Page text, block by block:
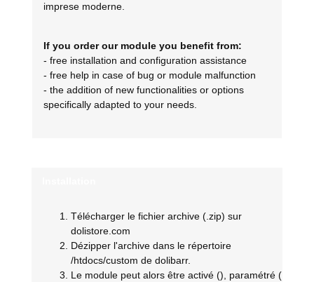
imprese moderne.
If you order our module you benefit from:
- free installation and configuration assistance
- free help in case of bug or module malfunction
- the addition of new functionalities or options
specifically adapted to your needs.
Télécharger le fichier archive (.zip) sur
dolistore.com
Dézipper l'archive dans le répertoire
/htdocs/custom de dolibarr.
Le module peut alors être activé (), paramétré (